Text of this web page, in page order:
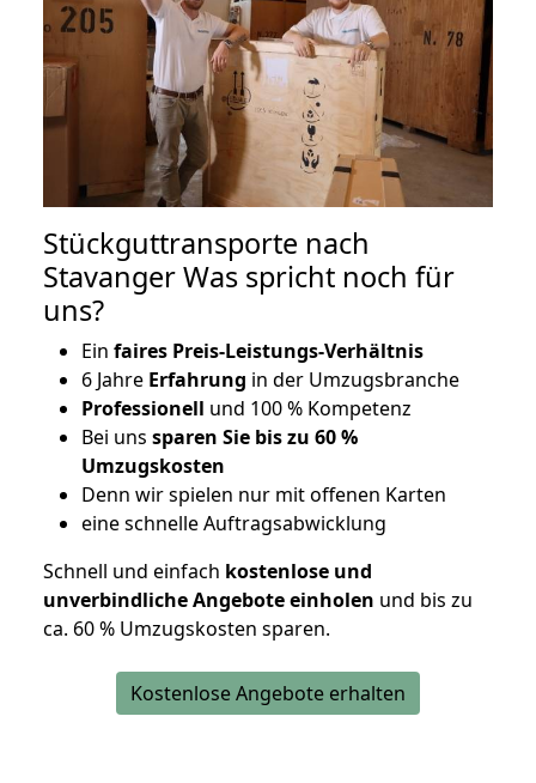
Stückguttransporte nach
Stavanger Was spricht noch für
uns?
Ein faires Preis-Leistungs-Verhältnis
6 Jahre Erfahrung in der Umzugsbranche
Professionell und 100 % Kompetenz
Bei uns sparen Sie bis zu 60 %
Umzugskosten
Denn wir spielen nur mit offenen Karten
eine schnelle Auftragsabwicklung
Schnell und einfach kostenlose und
unverbindliche Angebote einholen und bis zu
ca. 60 % Umzugskosten sparen.
Kostenlose Angebote erhalten